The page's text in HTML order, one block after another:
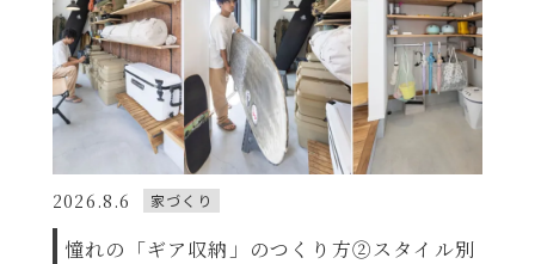
2026.8.6 家づくり
憧れの「ギア収納」のつくり方②スタイル別